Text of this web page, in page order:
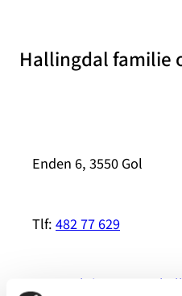
Hallingdal familie
Enden 6, 3550 Gol
Tlf:482 77 629